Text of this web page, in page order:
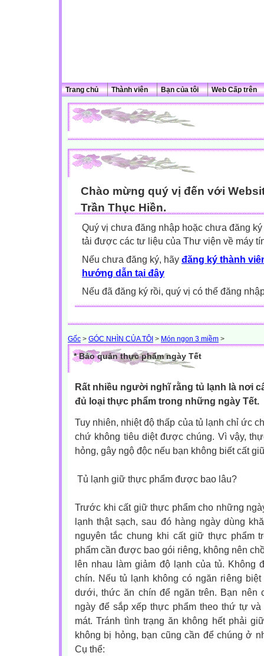
Trang chủ Thành viên Bạn của tôi Web Cấp trên
Chào mừng quý vị đến với
Trần Thục Hiền.
Quý vị chưa đăng nhập hoặc chưa đăng
tải được các tư liệu của Thư viện về máy
Nếu chưa đăng ký, hãy đăng ký thành
hướng dẫn tại đây
Nếu đã đăng ký rồi, quý vị có thể đăng
Gốc > GÓC NHÌN CỦA TÔI > Món ngon 3 miềm >
* Bảo quản thực phẩm ngày Tết
Rất nhiều người nghĩ rằng tủ lạnh là nơi
đủ loại thực phẩm trong những ngày Tết.
Tuy nhiên, nhiệt độ thấp của tủ lạnh chỉ ức
chứ không tiêu diệt được chúng. Vì vậy,
hỏng, gây ngộ độc nếu bạn không biết cất
Tủ lạnh giữ thực phẩm được bao lâu?
Trước khi cất giữ thực phẩm cho những
lạnh thật sạch, sau đó hàng ngày dùng
nguyên tắc chung khi cất giữ thực phẩm
phẩm cần được bao gói riêng, không nên
lên nhau làm giảm độ lạnh của tủ. Không
chín. Nếu tủ lạnh không có ngăn riêng
dưới, thức ăn chín để ngăn trên. Bạn nên
ngày để sắp xếp thực phẩm theo thứ tự
mát. Tránh tình trạng ăn không hết phải
không bị hỏng, bạn cũng cần để chúng ở
Cụ thể: